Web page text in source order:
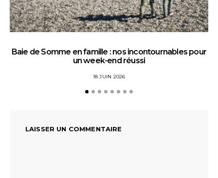
Baie de Somme en famille : nos incontournables pour
un week-end réussi
18 JUIN 2026
LAISSER UN COMMENTAIRE